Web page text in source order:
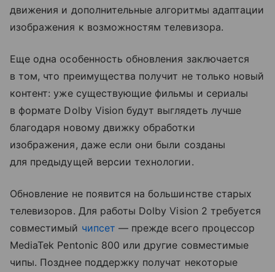
движения и дополнительные алгоритмы адаптации
изображения к возможностям телевизора.
Еще одна особенность обновления заключается
в том, что преимущества получит не только новый
контент: уже существующие фильмы и сериалы
в формате Dolby Vision будут выглядеть лучше
благодаря новому движку обработки
изображения, даже если они были созданы
для предыдущей версии технологии.
Обновление не появится на большинстве старых
телевизоров. Для работы Dolby Vision 2 требуется
совместимый чипсет — прежде всего процессор
MediaTek Pentonic 800 или другие совместимые
чипы. Позднее поддержку получат некоторые